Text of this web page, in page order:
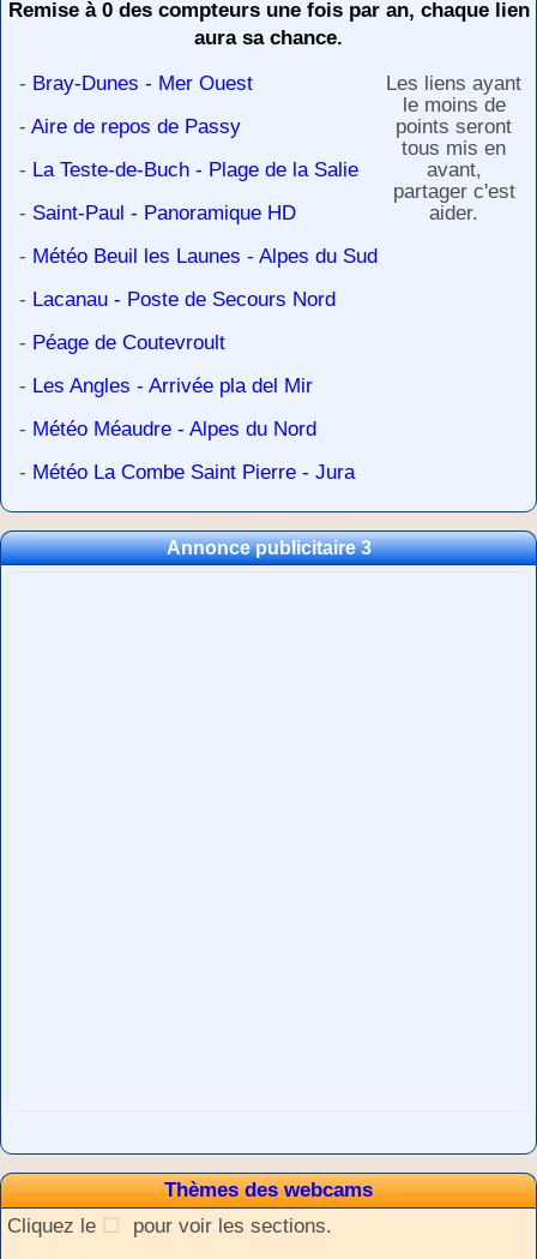
Remise à 0 des compteurs une fois par an, chaque lien
aura sa chance.
- Bray-Dunes - Mer Ouest
- Aire de repos de Passy
- La Teste-de-Buch - Plage de la Salie
- Saint-Paul - Panoramique HD
- Météo Beuil les Launes - Alpes du Sud
- Lacanau - Poste de Secours Nord
- Péage de Coutevroult
- Les Angles - Arrivée pla del Mir
- Météo Méaudre - Alpes du Nord
- Météo La Combe Saint Pierre - Jura
Les liens ayant
le moins de
points seront
tous mis en
avant,
partager c'est
aider.
Annonce publicitaire 3
Thèmes des webcams
Cliquez le
pour voir les sections.